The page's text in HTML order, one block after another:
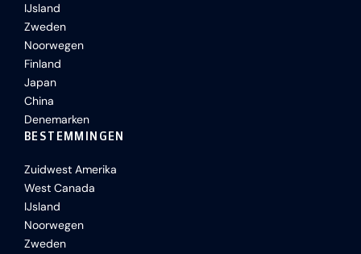
IJsland
Zweden
Noorwegen
Finland
Japan
China
Denemarken
BESTEMMINGEN
Zuidwest Amerika
West Canada
IJsland
Noorwegen
Zweden